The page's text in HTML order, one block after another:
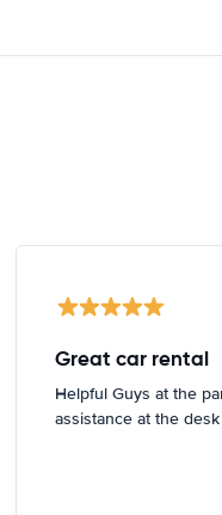
Great car rental
Helpful Guys at the
assistance at the desk